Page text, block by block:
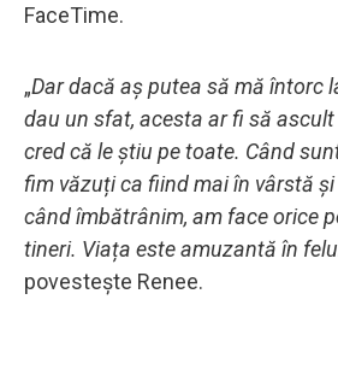
FaceTime.
„Dar dacă aș putea să mă întorc
dau un sfat, acesta ar fi să
cred că le știu pe toate. Când
fim văzuți ca fiind mai în vârstă
când îmbătrânim, am face orice
tineri. Viața este amuzantă în
povestește Renee.